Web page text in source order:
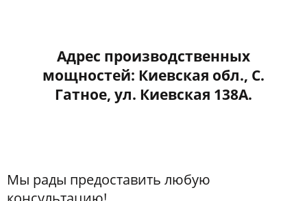
Адрес производственных
мощностей: Киевская обл., С.
Гатное, ул. Киевская 138А.
Мы рады предоставить любую